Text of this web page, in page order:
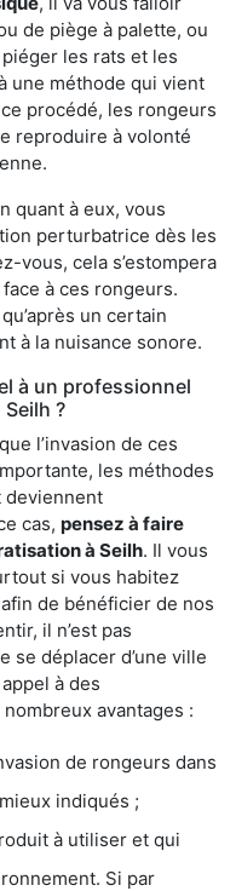
de piège à palette, ou
les rats et les
une méthode qui vient
procédé, les rongeurs
reproduire à volonté
quant à eux, vous
perturbatrice dès les
vous, cela s’estompera
à ces rongeurs.
un certain
à la nuisance sonore.
à un professionnel
?
l’invasion de ces
les méthodes
deviennent
cas, pensez à faire
à Seilh. Il vous
si vous habitez
de bénéficier de nos
il n’est pas
se déplacer d’une ville
à des
avantages :
de rongeurs dans
indiqués ;
à utiliser et qui
Si par